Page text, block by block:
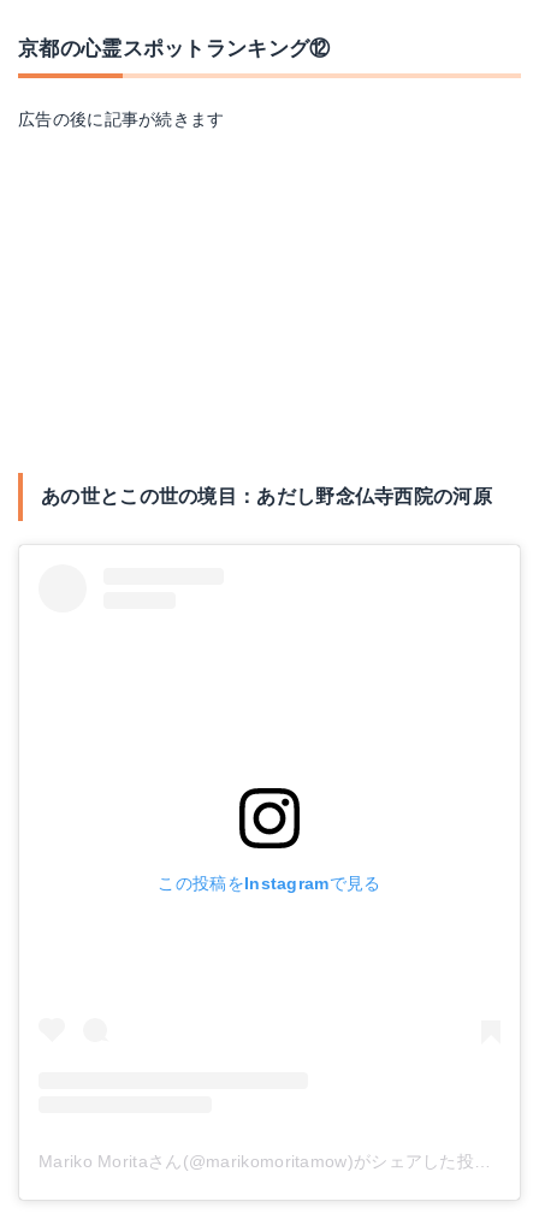
京都の心霊スポットランキング⑫
広告の後に記事が続きます
あの世とこの世の境目：あだし野念仏寺西院の河原
この投稿をInstagramで見る